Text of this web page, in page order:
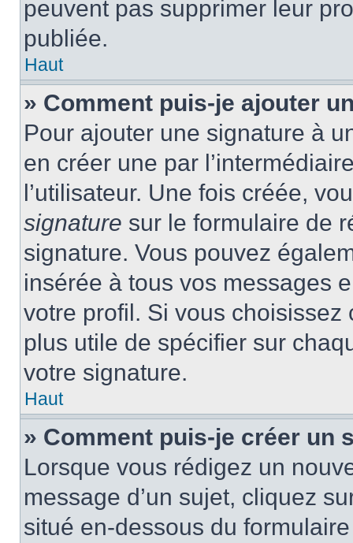
peuvent pas supprimer leur
publiée.
Haut
» Comment puis-je ajouter
Pour ajouter une signature à
en créer une par
l’utilisateur. Une fois créée,
signature sur le formulaire de
signature. Vous pouvez
insérée à tous vos messages
votre profil. Si vous
plus utile de spécifier sur
votre signature.
Haut
» Comment puis-je créer un
Lorsque vous rédigez un
message d’un sujet, cliquez
situé en-dessous du